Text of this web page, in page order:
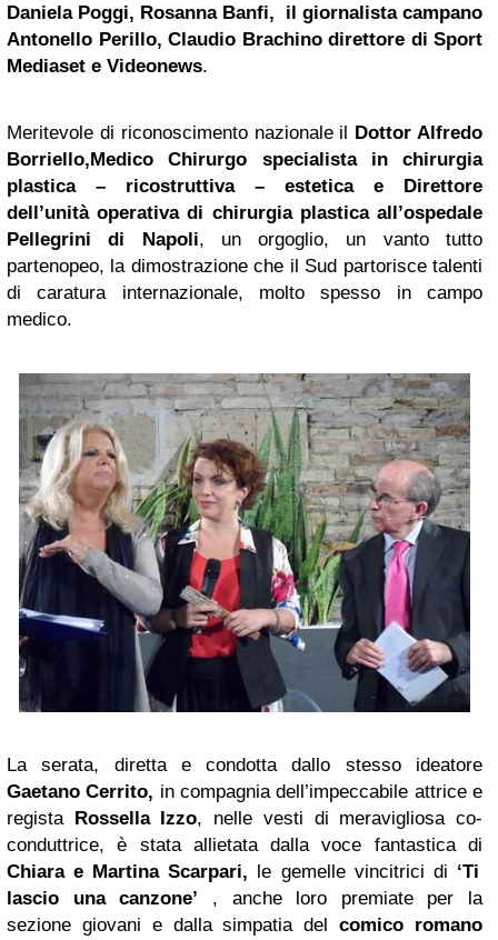
Daniela Poggi, Rosanna Banfi, il giornalista campano
Antonello Perillo, Claudio Brachinodirettore di Sport
Mediaset e Videonews.
Meritevole di riconoscimento nazionale il Dottor Alfredo
Borriello,Medico Chirurgo specialista in chirurgia
plastica – ricostruttiva – estetica e Direttore
dell’unità operativa di chirurgia plastica all’ospedale
Pellegrini di Napoli, un orgoglio, un vanto tutto
partenopeo, la dimostrazione che il Sud partorisce talenti
di caratura internazionale, molto spesso in campo
medico.
La serata, diretta e condotta dallo stesso ideatore
Gaetano Cerrito, in compagnia dell’impeccabile attrice e
registaRossella Izzo, nelle vesti di meravigliosa co-
conduttrice, è stata allietata dalla voce fantastica di
Chiara e Martina Scarpari, le gemelle vincitrici di ‘Ti
lascio una canzone’ , anche loro premiate per la
sezione giovani e dalla simpatia delcomico romano